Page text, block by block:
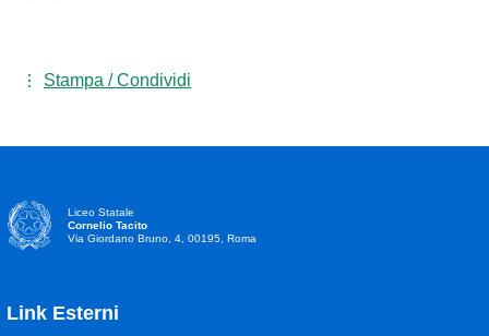
Stampa / Condividi
Liceo Statale
Cornelio Tacito
Via Giordano Bruno, 4, 00195, Roma
Link Esterni